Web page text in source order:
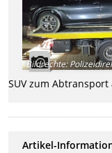
Bildrechte:
SUV zum
Artikel-